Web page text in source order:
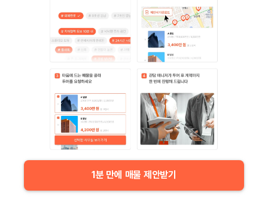
1분 만에 매물 제안받기